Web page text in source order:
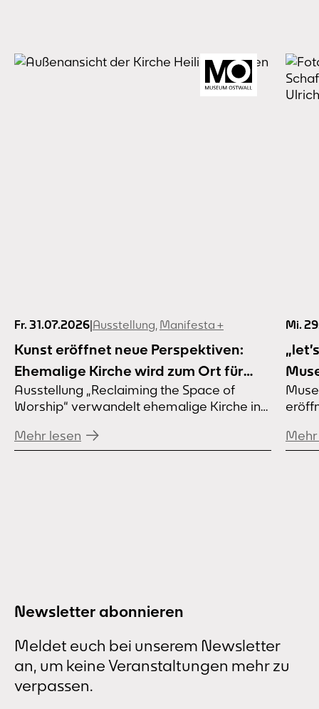
Fr. 31.07.2026|Ausstellung Manifesta +
Kunst eröffnet neue Perspektiven:
Ehemalige Kirche wird zum Ort für
Kunst und Gemeinschaft
Ausstellung „Reclaiming the Space of
Worship“ verwandelt ehemalige Kirche in
leerstehende Kirchen zu Orten der
Begegnung werden? Die Ausstellung
Mehr lesen
Mi.
Newsletter abonnieren
Meldet euch bei unserem Newsletter
an, um keine Veranstaltungen mehr zu
verpassen.